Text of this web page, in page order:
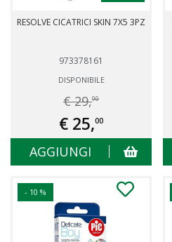
RESOLVE CICATRICI SKIN 7X5 3PZ
973378161
DISPONIBILE
€ 29,90
€ 25,00
AGGIUNGI
- 10 %